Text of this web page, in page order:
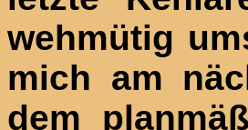
wehmütig
mich am
dem